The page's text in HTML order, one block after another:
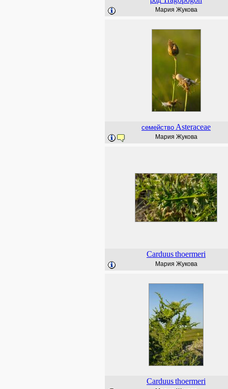
Мария Жукова
семейство Asteraceae
Мария Жукова
Carduusthoermeri
Мария Жукова
Carduusthoermeri